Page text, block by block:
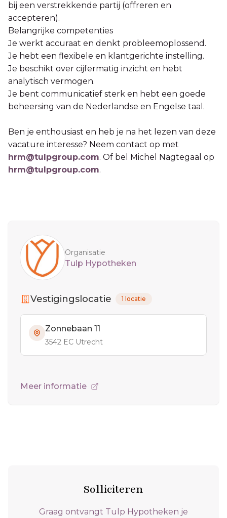
bij een verstrekkende partij (offreren en
accepteren).
Belangrijke competenties
Je werkt accuraat en denkt probleemoplossend.
Je hebt een flexibele en klantgerichte instelling.
Je beschikt over cijfermatig inzicht en hebt
analytisch vermogen.
Je bent communicatief sterk en hebt een goede
beheersing van de Nederlandse en Engelse taal.
Ben je enthousiast en heb je na het lezen van deze
vacature interesse? Neem contact op met
hrm@tulpgroup.com. Of bel Michel Nagtegaal op
hrm@tulpgroup.com.
Organisatie
Tulp Hypotheken
Vestigingslocatie 1 locatie
Zonnebaan 11
3542 EC Utrecht
Meer informatie
Solliciteren
Graag ontvangt Tulp Hypotheken je